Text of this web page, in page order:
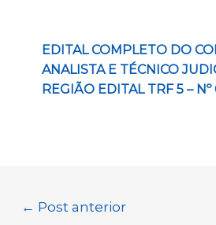
EDITAL COMPLETO DO
ANALISTA E TÉCNICO
REGIÃO EDITAL TRF 5 –
Navegação
← Post anterior